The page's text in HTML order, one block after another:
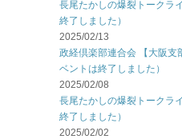
長尾たかしの爆裂トークラ
終了しました）
2025/02/13
政経倶楽部連合会 【大阪支
ベントは終了しました）
2025/02/08
長尾たかしの爆裂トークラ
終了しました）
2025/02/02